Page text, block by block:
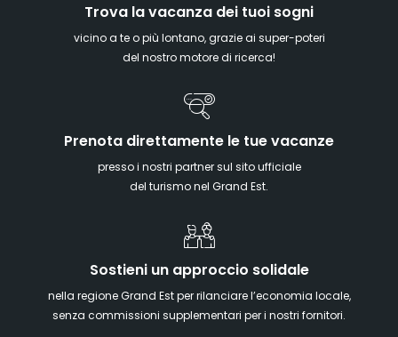
Trova la vacanza dei tuoi sogni
vicino a te o più lontano, grazie ai super-poteri
del nostro motore di ricerca!
Prenota direttamente le tue vacanze
presso i nostri partner sul sito ufficiale
del turismo nel Grand Est.
Sostieni un approccio solidale
nella regione Grand Est per rilanciare l’economia locale,
senza commissioni supplementari per i nostri fornitori.